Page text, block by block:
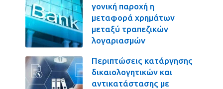
γονική παροχή η
μεταφορά χρημάτων
μεταξύ τραπεζικών
λογαριασμών
Περιπτώσεις κατάργησης
δικαιολογητικών και
αντικατάστασης με